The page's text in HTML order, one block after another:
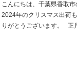
こんにちは、千葉県香取
2024年のクリスマス出荷
りがとうございます。 正